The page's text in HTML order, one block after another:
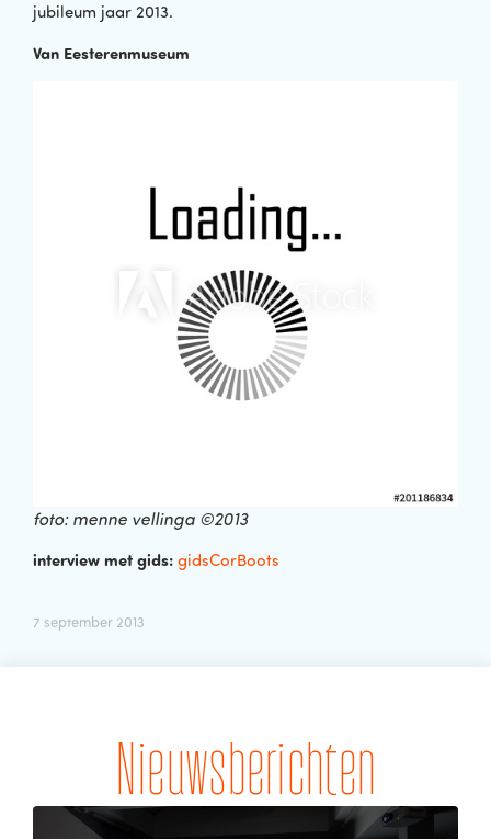
jubileum jaar 2013.
Van Eesterenmuseum
foto: menne vellinga ©2013
interview met gids: gidsCorBoots
7 september 2013
Nieuwsberichten